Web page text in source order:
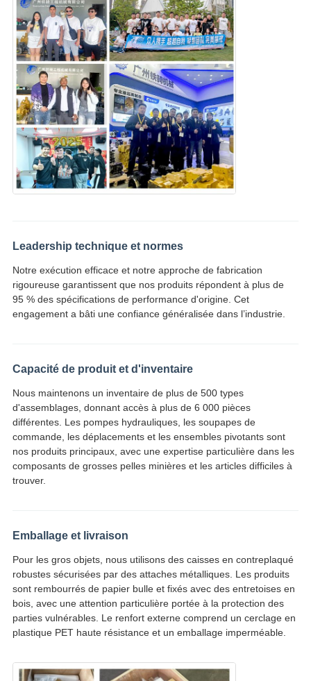
Leadership technique et normes
Notre exécution efficace et notre approche de fabrication
rigoureuse garantissent que nos produits répondent à plus de
95 % des spécifications de performance d'origine. Cet
engagement a bâti une confiance généralisée dans l’industrie.
Capacité de produit et d'inventaire
Nous maintenons un inventaire de plus de 500 types
d'assemblages, donnant accès à plus de 6 000 pièces
différentes. Les pompes hydrauliques, les soupapes de
commande, les déplacements et les ensembles pivotants sont
nos produits principaux, avec une expertise particulière dans les
composants de grosses pelles minières et les articles difficiles à
trouver.
Emballage et livraison
Pour les gros objets, nous utilisons des caisses en contreplaqué
robustes sécurisées par des attaches métalliques. Les produits
sont rembourrés de papier bulle et fixés avec des entretoises en
bois, avec une attention particulière portée à la protection des
parties vulnérables. Le renfort externe comprend un cerclage en
plastique PET haute résistance et un emballage imperméable.